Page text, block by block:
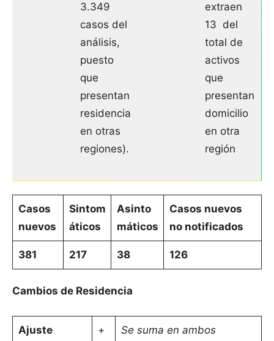
3.349
casos del
análisis,
puesto
que
presentan
residencia
en otras
regiones).
extraen
13 del
total de
activos
que
presentan
domicilio
en otra
región
Casos
nuevos
Sintom
áticos
Asinto
máticos
Casos nuevos
no notificados
381 217 38 126
Cambios de Residencia
Ajuste
+
Se suma en ambos